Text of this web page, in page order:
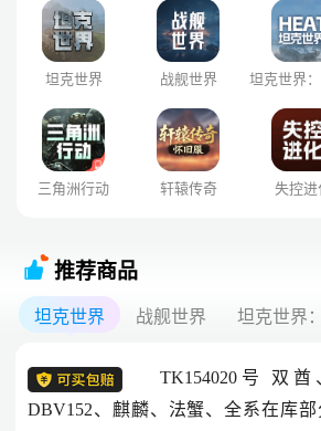
坦克世界 战舰世界 坦克世界
三角洲行动 轩辕传奇 失控进
推荐商品
坦克世界 战舰世界 坦克世界
TK154020号 双酋、黑
DBV152、麒麟、法蟹、全系在库